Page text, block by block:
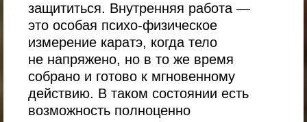
защититься. Внутренняя работа —
это особая психо-физическое
измерение каратэ, когда тело
не напряжено, но в то же время
собрано и готово к мгновенному
действию. В таком состоянии есть
возможность полноценно